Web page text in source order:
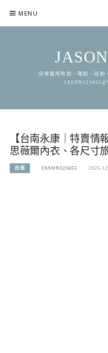
content
MENU
分享我所吃到、喝到、玩到
【台南永康｜特賣情
思薇爾內衣、各尺寸
台南 JASON123455 2025-